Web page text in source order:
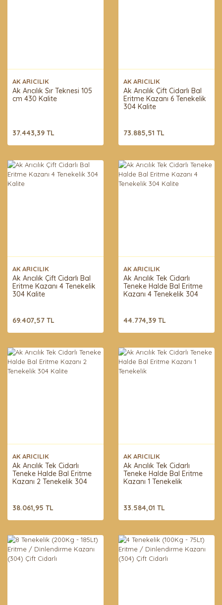
AK ARICILIK
Ak Arıcılık Sır Teknesi 105
cm 430 Kalite
37.443,39 TL
AK ARICILIK
Ak Arıcılık Çift Cidarlı Bal
Eritme Kazanı 6 Tenekelik
304 Kalite
73.885,51 TL
AK ARICILIK
Ak Arıcılık Çift Cidarlı Bal
Eritme Kazanı 4 Tenekelik
304 Kalite
69.407,57 TL
AK ARICILIK
Ak Arıcılık Tek Cidarlı
Teneke Halde Bal Eritme
Kazanı 4 Tenekelik 304
44.774,39 TL
AK ARICILIK
Ak Arıcılık Tek Cidarlı
Teneke Halde Bal Eritme
Kazanı 2 Tenekelik 304
38.061,95 TL
AK ARICILIK
Ak Arıcılık Tek Cidarlı
Teneke Halde Bal Eritme
Kazanı 1 Tenekelik
33.584,01 TL